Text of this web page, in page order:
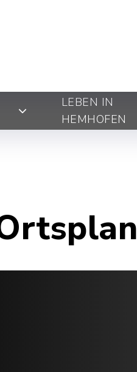
LEBEN IN
HEMHOFEN